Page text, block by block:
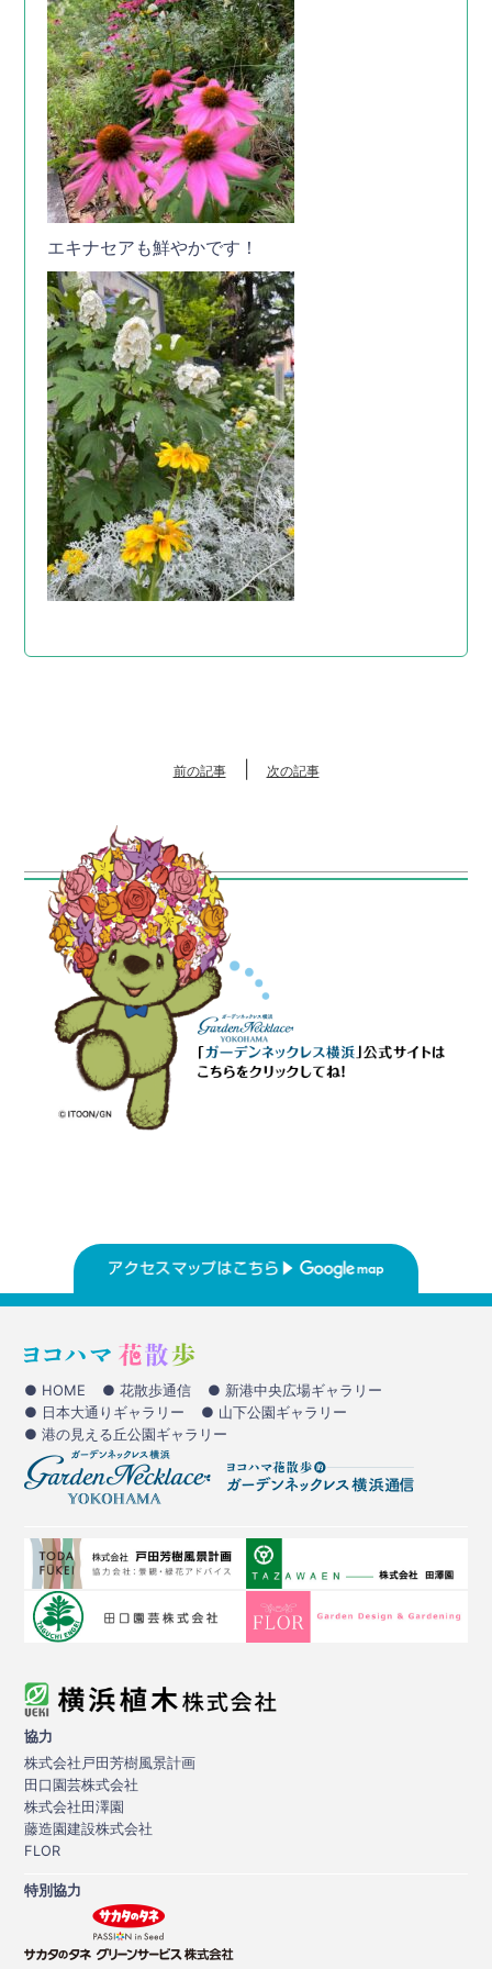
エキナセアも鮮やかです！
前の記事| 次の記事
● HOME ● 花散歩通信
● 新港中央広場ギャラリー
● 日本大通りギャラリー
● 山下公園ギャラリー
● 港の見える丘公園ギャラリー
協力
株式会社戸田芳樹風景計画
田口園芸株式会社
株式会社田澤園
藤造園建設株式会社
FLOR
特別協力